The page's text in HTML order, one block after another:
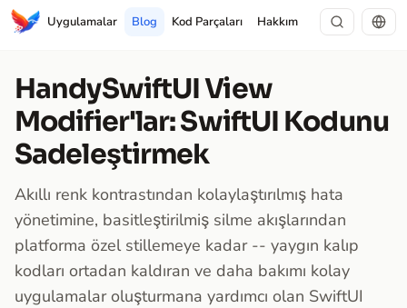
Uygulamalar Blog Kod Parçaları Hakkım
HandySwiftUI View
Modifier'lar: SwiftUI Kodunu
Sadeleştirmek
Akıllı renk kontrastından kolaylaştırılmış hata
yönetimine, basitleştirilmiş silme akışlarından
platforma özel stillemeye kadar -- yaygın kalıp
kodları ortadan kaldıran ve daha bakımı kolay
uygulamalar oluşturmana yardımcı olan SwiftUI